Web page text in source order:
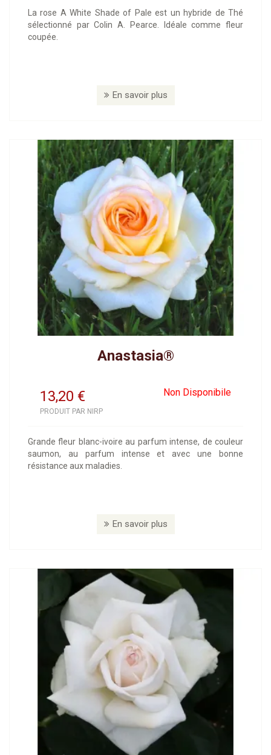
La rose A White Shade of Pale est un hybride de Thé
sélectionné par Colin A. Pearce. Idéale comme fleur
coupée.
En savoir plus
Anastasia®
13,20 Non Disponibile
€
PRODUIT PAR NIRP
Grande fleur blanc-ivoire au parfum intense, de couleur
saumon, au parfum intense et avec une bonne
résistance aux maladies.
En savoir plus